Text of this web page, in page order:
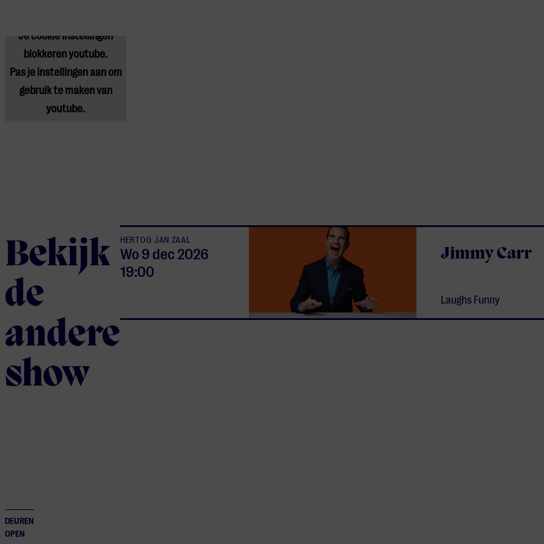
Je cookie instellingen
blokkeren youtube.
Pas je instellingenaan om
gebruik te maken van
youtube.
Bekijk
de
andere
show
HERTOG JAN ZAAL
Wo 9 dec 2026
19:00
Jimmy Carr
Laughs Funny
DEUREN
OPEN